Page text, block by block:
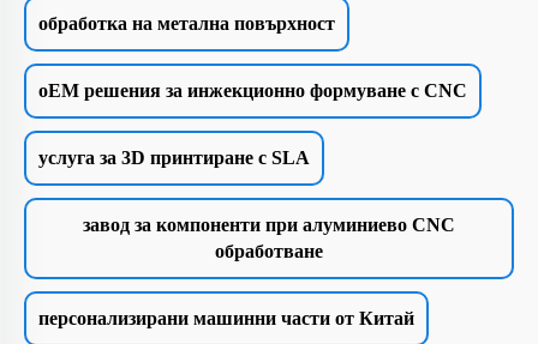
обработка на метална повърхност
oEM решения за инжекционно формуване с CNC
услуга за 3D принтиране с SLA
завод за компоненти при алуминиево CNC
обработване
персонализирани машинни части от Китай